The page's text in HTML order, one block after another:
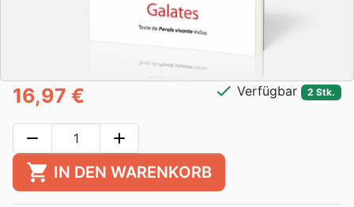
16,97 € check Verfügbar 2 Stk.
remove add
shopping_cart IN DEN WARENKORB